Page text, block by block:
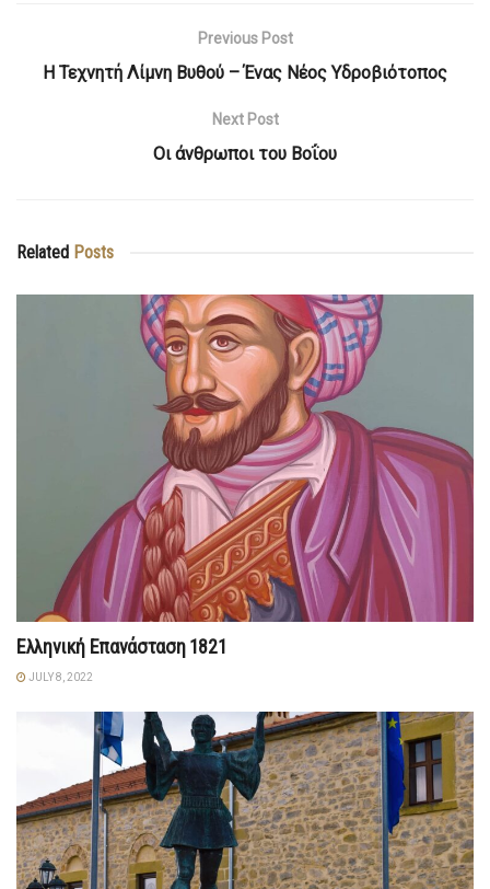
Previous Post
Η Τεχνητή Λίμνη Βυθού – Ένας Νέος Υδροβιότοπος
Next Post
Οι άνθρωποι του Bοΐου
Related Posts
Ελληνική Επανάσταση 1821
JULY 8, 2022